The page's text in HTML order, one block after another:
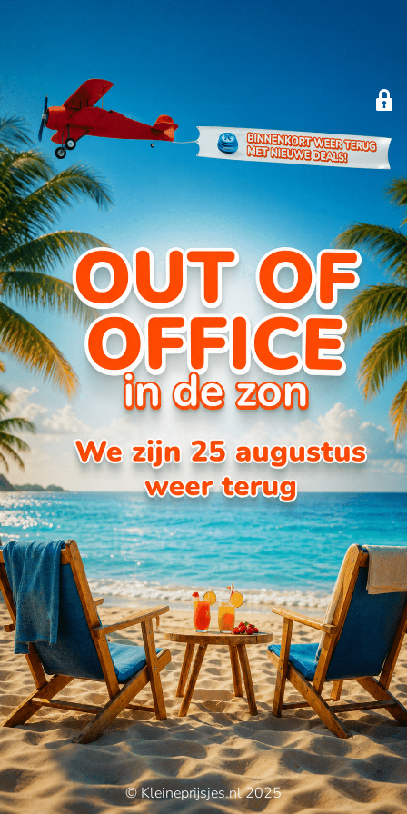
© Kleineprijsjes.nl 2025